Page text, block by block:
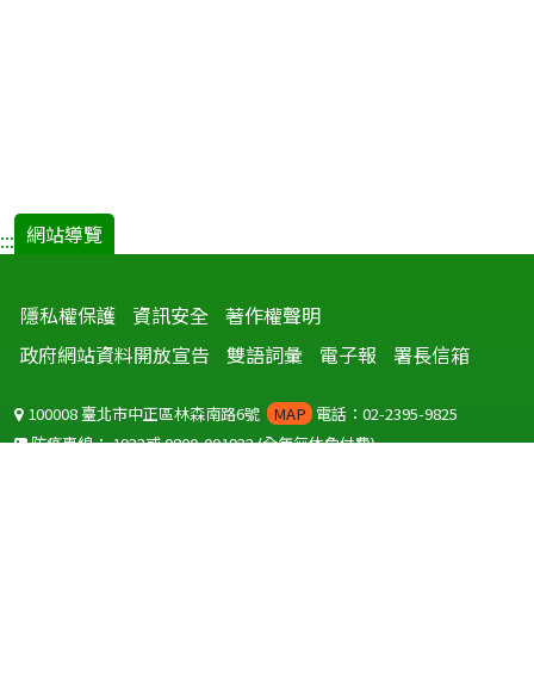
::: 網站導覽
隱私權保護 資訊安全 著作權聲明
政府網站資料開放宣告
雙語詞彙 電子報 署長信箱
100008 臺北市中正區林森南路6號 MAP 電話：02-2395-9825
防疫專線：1922或0800-001922(全年無休免付費)